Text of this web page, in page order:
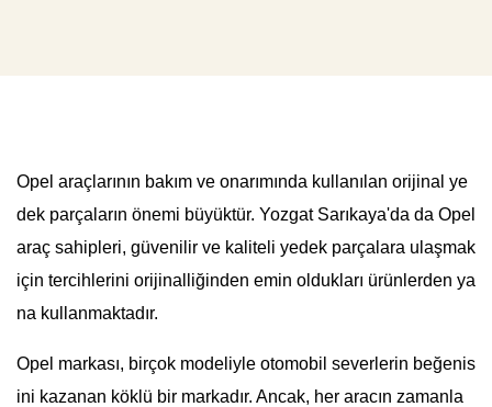
Opel araçlarının bakım ve onarımında kullanılan orijinal ye
dek parçaların önemi büyüktür. Yozgat Sarıkaya'da da Opel
araç sahipleri, güvenilir ve kaliteli yedek parçalara ulaşmak
için tercihlerini orijinalliğinden emin oldukları ürünlerden ya
na kullanmaktadır.
Opel markası, birçok modeliyle otomobil severlerin beğenis
ini kazanan köklü bir markadır. Ancak, her aracın zamanla